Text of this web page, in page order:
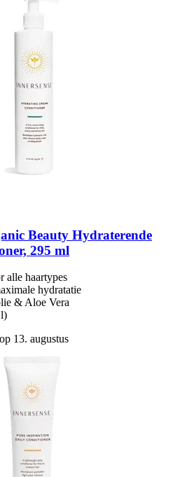
Beauty Hydraterende
295 ml
alle haartypes
hydratatie
& Aloe Vera
13. augustus